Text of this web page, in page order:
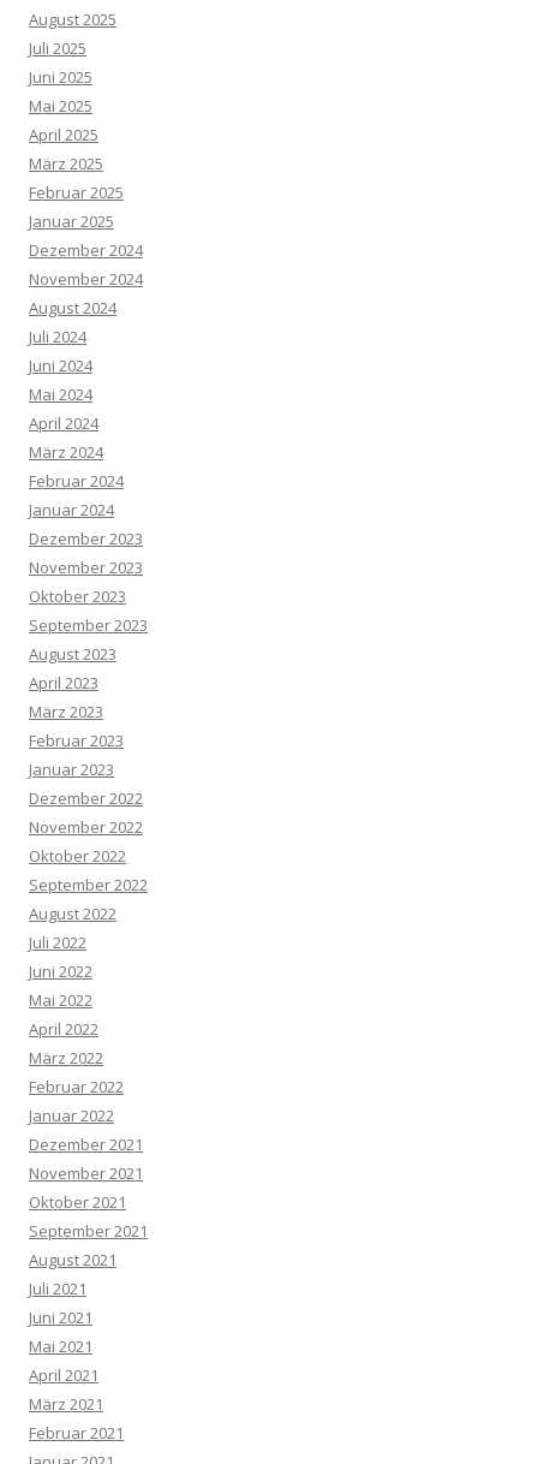
August 2025
Juli 2025
Juni 2025
Mai 2025
April 2025
März 2025
Februar 2025
Januar 2025
Dezember 2024
November 2024
August 2024
Juli 2024
Juni 2024
Mai 2024
April 2024
März 2024
Februar 2024
Januar 2024
Dezember 2023
November 2023
Oktober 2023
September 2023
August 2023
April 2023
März 2023
Februar 2023
Januar 2023
Dezember 2022
November 2022
Oktober 2022
September 2022
August 2022
Juli 2022
Juni 2022
Mai 2022
April 2022
März 2022
Februar 2022
Januar 2022
Dezember 2021
November 2021
Oktober 2021
September 2021
August 2021
Juli 2021
Juni 2021
Mai 2021
April 2021
März 2021
Februar 2021